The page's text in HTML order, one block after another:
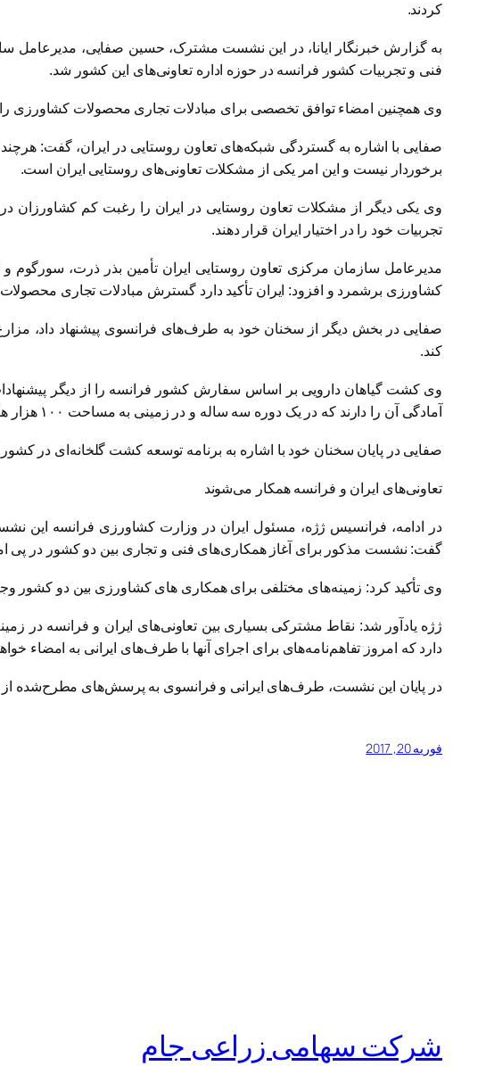
کردند.
به گزارش خبرنگار ایانا، در این نشست مشترک، حسین صفایی، مدیرعامل
فنی و تجربیات کشور فرانسه در حوزه اداره تعاونی‌های این کشور شد.
وی همچنین امضاء توافق تخصصی برای مبادلات تجاری محصولات کشاورزی را
صفایی با اشاره به گستردگی شبکه‌های تعاون روستایی در ایران، گفت:
برخوردار نیست و این امر یکی از مشکلات تعاونی‌های روستایی ایران است.
وی یکی دیگر از مشکلات تعاون روستایی در ایران را رغبت کم
تجربیات خود را در اختیار ایران قرار دهند.
مدیرعامل سازمان مرکزی تعاون روستایی ایران تأمین بذر ذرت، سورگوم
کشاورزی برشمرد و افزود: ایران تأکید دارد گسترش مبادلات تجاری
صفایی در بخش دیگر از سخنان خود به طرف‌های فرانسوی پیشنهاد داد، مزارع
کند.
وی کشت گیاهان دارویی بر اساس سفارش کشور فرانسه را از دیگر
آمادگی آن را دارند که در یک دوره سه ساله و در زمینی به مساحت ۱۰۰ هزار هکتار به کشت گیاهان دارویی بپردازند و محصول خود را در اختیار شرکت‌های فرانسوی قرار دهند.
صفایی در پایان سخنان خود با اشاره به برنامه توسعه کشت گلخانه‌ای
تعاونی‌های ایران و فرانسه همکار می‌شوند
در ادامه، فرانسیس ژژه، مسئول ایران در وزارت کشاورزی فرانسه این
گفت: نشست مذکور برای آغاز همکاری‌های فنی و تجاری بین دو کشور در پی
وی تأکید کرد: زمینه‌های مختلفی برای همکاری های کشاورزی بین دو کشور
ژژه یادآور شد: نقاط مشترکی بسیاری بین تعاونی‌های ایران و فرانسه در
دارد که امروز تفاهم‌نامه‌های برای اجرای آنها با طرف‌های ایرانی به امضاء
در پایان این نشست، طرف‌های ایرانی و فرانسوی به پرسش‌های مطرح‌شده از
فوریه 20, 2017
شرکت سهامی زراعی جام